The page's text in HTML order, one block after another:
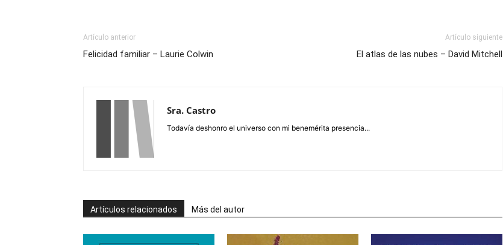
Artículo anterior
Felicidad familiar – Laurie Colwin
Artículo siguiente
El atlas de las nubes – David Mitchell
Sra. Castro
Todavía deshonro el universo con mi benemérita presencia...
Artículos relacionados Más del autor